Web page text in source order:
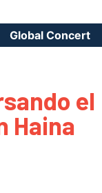
Playlists & Promos
Global Concert
el
Haina